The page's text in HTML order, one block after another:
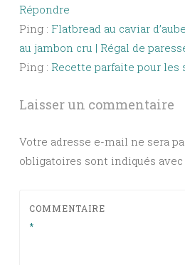
Répondre
Ping : Flatbread au caviar
au jambon cru | Régal de
Ping : Recette parfaite pour les
Laisser un commentaire
Votre adresse e-mail ne sera
obligatoires sont indiqués avec
COMMENTAIRE
*